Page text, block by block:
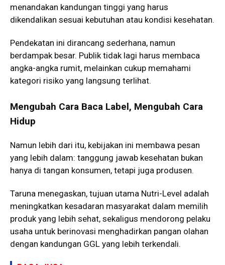
menandakan kandungan tinggi yang harus
dikendalikan sesuai kebutuhan atau kondisi kesehatan.
Pendekatan ini dirancang sederhana, namun
berdampak besar. Publik tidak lagi harus membaca
angka-angka rumit, melainkan cukup memahami
kategori risiko yang langsung terlihat.
Mengubah Cara Baca Label, Mengubah Cara
Hidup
Namun lebih dari itu, kebijakan ini membawa pesan
yang lebih dalam: tanggung jawab kesehatan bukan
hanya di tangan konsumen, tetapi juga produsen.
Taruna menegaskan, tujuan utama Nutri-Level adalah
meningkatkan kesadaran masyarakat dalam memilih
produk yang lebih sehat, sekaligus mendorong pelaku
usaha untuk berinovasi menghadirkan pangan olahan
dengan kandungan GGL yang lebih terkendali.